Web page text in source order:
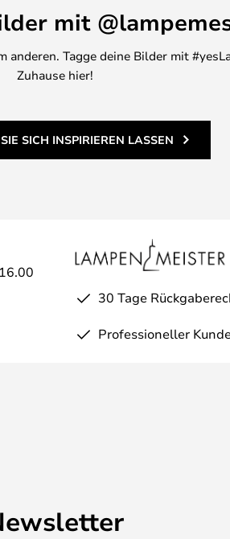
mit
anderen. Tagge deine Bilder mit
Zuhause hier!
SICH INSPIRIEREN LASSEN
30 Tage
Professioneller